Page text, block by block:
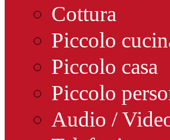
Cottura
Piccolo
Piccolo casa
Piccolo
Audio /